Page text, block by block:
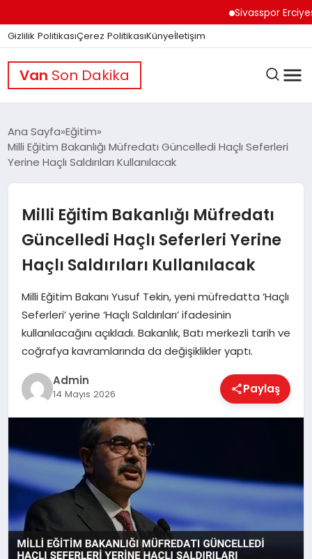
Sivasspor Erciyes
Gizlilik PolitikasıÇerez PolitikasıKünyeİletişim
Van Son Dakika
GÜNDEM
DÜNYA
EĞITIM
EKONOMI
MAGAZIN
SPOR
TEKNOLOJI
Ana Sayfa Eğitim
Milli Eğitim Bakanlığı Müfredatı Güncelledi Haçlı Seferleri
Yerine Haçlı Saldırıları Kullanılacak
Milli Eğitim Bakanlığı Müfredatı
Güncelledi Haçlı Seferleri Yerine
Haçlı Saldırıları Kullanılacak
Milli Eğitim Bakanı Yusuf Tekin, yeni müfredatta ‘Haçlı
Seferleri’ yerine ‘Haçlı Saldırıları’ ifadesinin
kullanılacağını açıkladı. Bakanlık, Batı merkezli tarih ve
coğrafya kavramlarında da değişiklikler yaptı.
Admin
14 Mayıs 2026 Paylaş